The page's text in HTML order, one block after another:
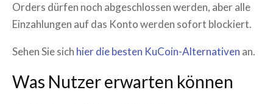
Orders dürfen noch abgeschlossen werden, aber alle
Einzahlungen auf das Konto werden sofort blockiert.
Sehen Sie sich hier die besten KuCoin-Alternativen an.
Was Nutzer erwarten können